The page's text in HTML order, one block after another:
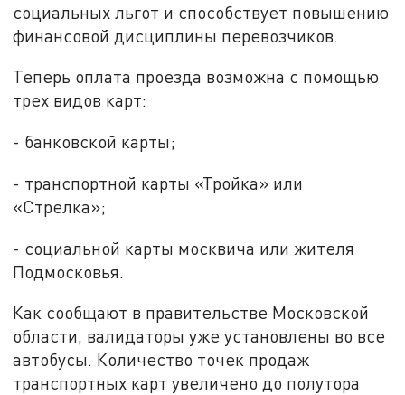
социальных льгот и способствует повышению
финансовой дисциплины перевозчиков.
Теперь оплата проезда возможна с помощью
трех видов карт:
- банковской карты;
- транспортной карты «Тройка» или
«Стрелка»;
- социальной карты москвича или жителя
Подмосковья.
Как сообщают в правительстве Московской
области, валидаторы уже установлены во все
автобусы. Количество точек продаж
транспортных карт увеличено до полутора